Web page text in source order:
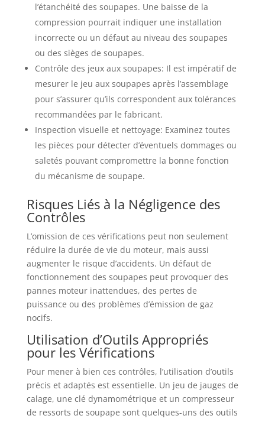
l’étanchéité des soupapes. Une baisse de la
compression pourrait indiquer une installation
incorrecte ou un défaut au niveau des soupapes
ou des sièges de soupapes.
Contrôle des jeux aux soupapes: Il est impératif de
mesurer le jeu aux soupapes après l’assemblage
pour s’assurer qu’ils correspondent aux tolérances
recommandées par le fabricant.
Inspection visuelle et nettoyage: Examinez toutes
les pièces pour détecter d’éventuels dommages ou
saletés pouvant compromettre la bonne fonction
du mécanisme de soupape.
Risques Liés à la Négligence des
Contrôles
L’omission de ces vérifications peut non seulement
réduire la durée de vie du moteur, mais aussi
augmenter le risque d’accidents. Un défaut de
fonctionnement des soupapes peut provoquer des
pannes moteur inattendues, des pertes de
puissance ou des problèmes d’émission de gaz
nocifs.
Utilisation d’Outils Appropriés
pour les Vérifications
Pour mener à bien ces contrôles, l’utilisation d’outils
précis et adaptés est essentielle. Un jeu de jauges de
calage, une clé dynamométrique et un compresseur
de ressorts de soupape sont quelques-uns des outils